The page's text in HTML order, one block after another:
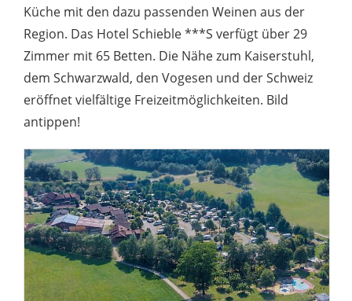
Küche mit den dazu passenden Weinen aus der
Region. Das Hotel Schieble ***S verfügt über 29
Zimmer mit 65 Betten. Die Nähe zum Kaiserstuhl,
dem Schwarzwald, den Vogesen und der Schweiz
eröffnet vielfältige Freizeitmöglichkeiten. Bild
antippen!